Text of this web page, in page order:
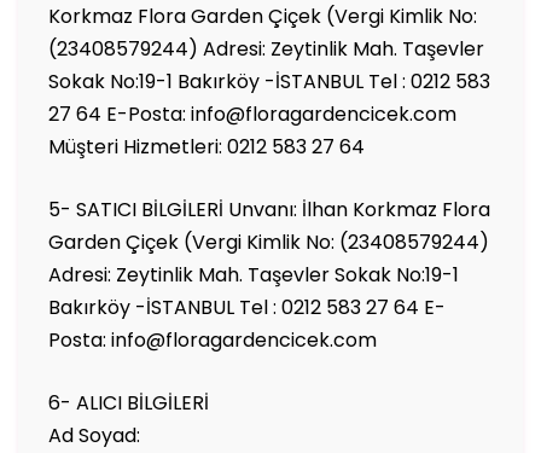
Korkmaz Flora Garden Çiçek (Vergi Kimlik No:
(23408579244) Adresi: Zeytinlik Mah. Taşevler
Sokak No:19-1 Bakırköy -İSTANBUL Tel : 0212 583
27 64 E-Posta: info@floragardencicek.com
Müşteri Hizmetleri: 0212 583 27 64
5- SATICI BİLGİLERİ Unvanı: İlhan Korkmaz Flora
Garden Çiçek (Vergi Kimlik No: (23408579244)
Adresi: Zeytinlik Mah. Taşevler Sokak No:19-1
Bakırköy -İSTANBUL Tel : 0212 583 27 64 E-
Posta: info@floragardencicek.com
6- ALICI BİLGİLERİ
Ad Soyad: